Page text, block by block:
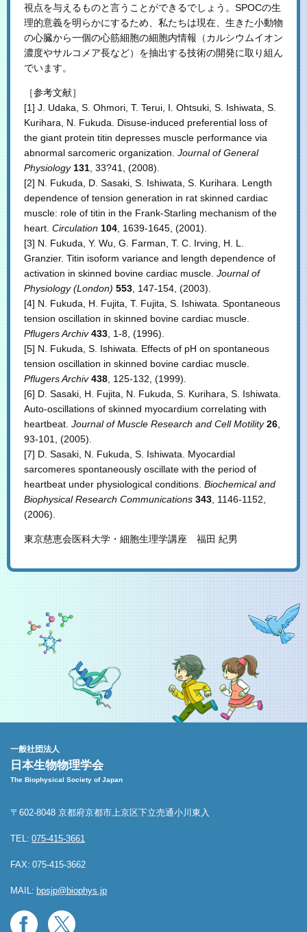
視点を与えるものと言うことができるでしょう。SPOCの生
理的意義を明らかにするため、私たちは現在、生きた小動物
の心臓から一個の心筋細胞の細胞内情報（カルシウムイオン
濃度やサルコメア長など）を抽出する技術の開発に取り組ん
でいます。
［参考文献］
[1] J. Udaka, S. Ohmori, T. Terui, I. Ohtsuki, S. Ishiwata, S.
Kurihara, N. Fukuda. Disuse-induced preferential loss of
the giant protein titin depresses muscle performance via
abnormal sarcomeric organization. Journal of General
Physiology 131 , 33?41, (2008).
[2] N. Fukuda, D. Sasaki, S. Ishiwata, S. Kurihara. Length
dependence of tension generation in rat skinned cardiac
muscle: role of titin in the Frank-Starling mechanism of the
heart. Circulation 104 , 1639-1645, (2001).
[3] N. Fukuda, Y. Wu, G. Farman, T. C. Irving, H. L.
Granzier. Titin isoform variance and length dependence of
activation in skinned bovine cardiac muscle. Journal of
Physiology (London) 553 , 147-154, (2003).
[4] N. Fukuda, H. Fujita, T. Fujita, S. Ishiwata. Spontaneous
tension oscillation in skinned bovine cardiac muscle.
Pflugers Archiv 433 , 1-8, (1996).
[5] N. Fukuda, S. Ishiwata. Effects of pH on spontaneous
tension oscillation in skinned bovine cardiac muscle.
Pflugers Archiv 438 , 125-132, (1999).
[6] D. Sasaki, H. Fujita, N. Fukuda, S. Kurihara, S. Ishiwata.
Auto-oscillations of skinned myocardium correlating with
heartbeat. Journal of Muscle Research and Cell Motility 26
93-101, (2005).
[7] D. Sasaki, N. Fukuda, S. Ishiwata. Myocardial
sarcomeres spontaneously oscillate with the period of
heartbeat under physiological conditions. Biochemical and
Biophysical Research Communications 343 , 1146-1152,
(2006).
東京慈恵会医科大学・細胞生理学講座 福田 紀男
一般社団法人
日本生物物理学会
The Biophysical Society of Japan
〒602-8048 京都府京都市上京区下立売通小川東入
TEL: 075-415-3661
FAX: 075-415-3662
MAIL: bpsjp@biophys.jp